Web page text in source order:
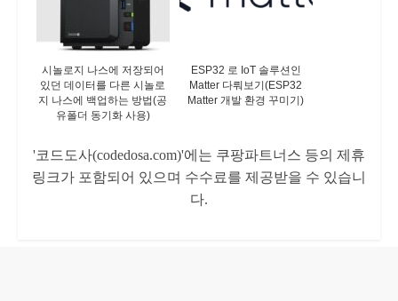
시놀로지 나스에 저장되어
있던 데이터를 다른 시놀로
지 나스에 백업하는 방법(공
유폴더 동기화 사용)
ESP32 로 IoT 솔루션인
Matter 다뤄보기(ESP32
Matter 개발 환경 꾸미기)
'코드도사(codedosa.com)'에는 쿠팡파트너스 등의 제휴
링크가 포함되어 있으며 수수료를 제공받을 수 있습니
다.